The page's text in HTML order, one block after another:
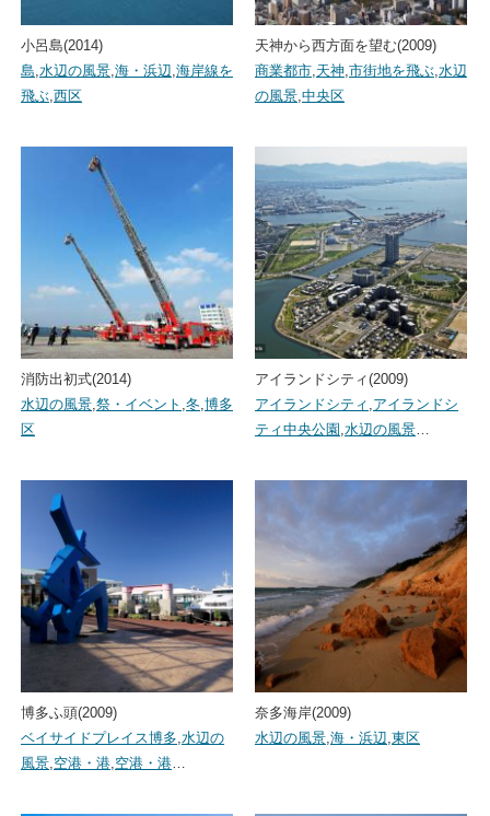
小呂島(2014)
島,水辺の風景,海・浜辺,海岸線を
飛ぶ,西区
天神から西方面を望む(2009)
商業都市,天神,市街地を飛ぶ,水辺
の風景,中央区
消防出初式(2014)
水辺の風景,祭・イベント ,冬,博多
区
アイランドシティ(2009)
アイランドシティ ,アイランドシ
ティ中央公園 ,水辺の風景…
博多ふ頭(2009)
ベイサイドプレイス博多,水辺の
風景,空港・港,空港・港…
奈多海岸(2009)
水辺の風景,海・浜辺,東区